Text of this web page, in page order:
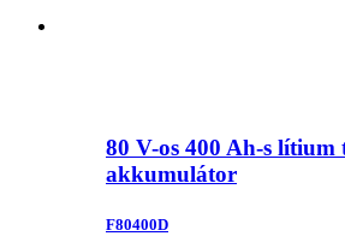
80 V-os 400 Ah-s lítium
akkumulátor
F80400D